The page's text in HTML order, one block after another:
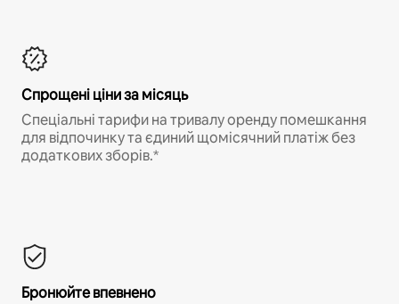
Спрощені ціни за місяць
Спеціальні тарифи на тривалу оренду помешкання
для відпочинку та єдиний щомісячний платіж без
додаткових зборів.*
Бронюйте впевнено